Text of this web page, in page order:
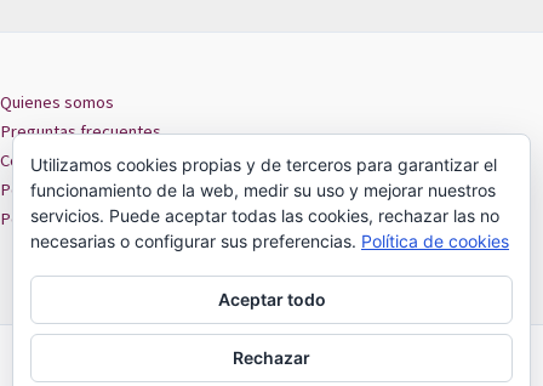
Quienes somos
Preguntas frecuentes
Contacto
Políticas de privacidad
Políticas de cookies
18 de Septiembre 301 local 209
Utilizamos cookies propias y de terceros para garantizar el
funcionamiento de la web, medir su uso y mejorar nuestros
servicios. Puede aceptar todas las cookies, rechazar las no
necesarias o configurar sus preferencias. Política de cookies
Aceptar todo
Rechazar